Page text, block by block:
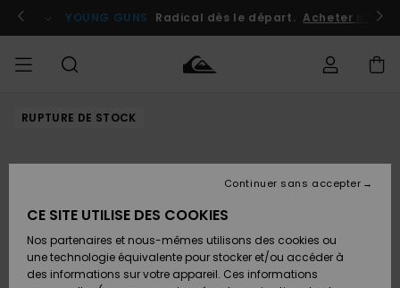
l'information
le
Se connecter / s'inscrire
YOUNG GUNS Radical dès le départ. Acheter
HOMME Vêtements
Chaussures
& Tongs
Vêtements
Chaussures
& Tongs
FEMME
Shop
A
Découvrir
SURF
Surf
Surf
Shop
Enfant
Snow
Snow
Shop
Enfant
Outlet
Enfant
Outlet
Accéder à
Retours
RUPTURE DE STOCK
CE SITE UTILISE DES COOKIES
Nos partenaires et nous-mêmes utilisons des cookies ou
une technologie équivalente pour stocker et/ou accéder à
des informations sur votre appareil. Ces informations
Continuer sans accepter